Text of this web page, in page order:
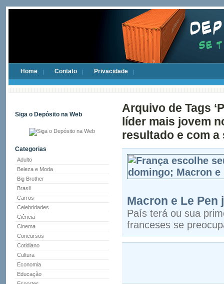
Home Contato Privacidade
Siga o Depósito na Web
Categorias
Adulto
Beleza e Moda
Big Brother
Brasil
Carros
Celebridades
Ciência
Cinema
Concursos
Cotidiano
Cultura
Economia
Educação
Arquivo de Tags
líder mais jovem
resultado e com a
Macron e Le Pen
País terá ou sua
franceses se